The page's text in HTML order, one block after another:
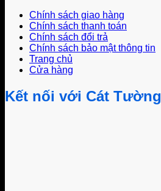
Chính sách giao hàng
Chính sách thanh toán
Chính sách đổi trả
Chính sách bảo mật thông tin
Trang chủ
Cửa hàng
Kết nối với Cát Tường